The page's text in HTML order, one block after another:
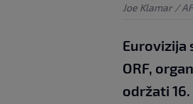
Joe Klamar /
Eurovizija
ORF,
održati